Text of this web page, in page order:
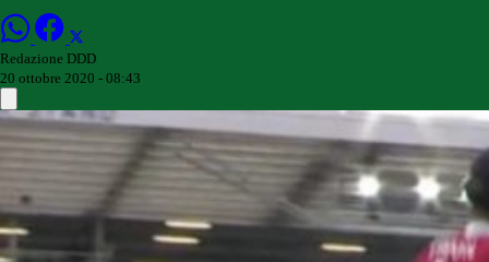
Redazione DDD
20 ottobre 2020 - 08:43